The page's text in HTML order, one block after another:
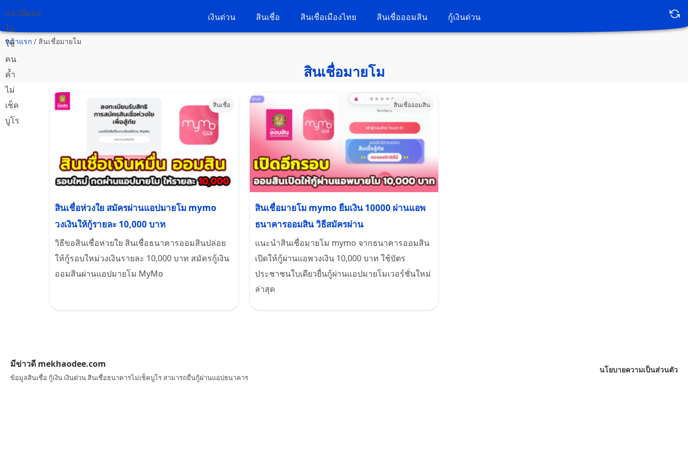
เงินด่วน สินเชื่อ สินเชื่อเมืองไทย สินเชื่อออมสิน กู้เงินด่วน
หน้าแรก / สินเชื่อมายโม
สินเชื่อมายโม
สินเชื่อ
สินเชื่อห่วงใย สมัครผ่านแอปมายโม mymo
วงเงินให้กู้รายละ 10,000 บาท
วิธีขอสินเชื่อห่วยใย สินเชื่อธนาคารออมสินปล่อย
ให้กู้รอบใหม่วงเงินรายละ 10,000 บาท สมัครกู้เงิน
ออมสินผ่านแอปมายโม MyMo
สินเชื่อออมสิน
สินเชื่อมายโม mymo ยืมเงิน 10000 ผ่านแอพ
ธนาคารออมสิน วิธีสมัครผ่าน
แนะนำสินเชื่อมายโม mymo จากธนาคารออมสิน
เปิดให้กู้ผ่านแอพวงเงิน 10,000 บาท ใช้บัตร
ประชาชนใบเดียวยื่นกู้ผ่านแอปมายโมเวอร์ชั่นใหม่
ล่าสุด
มีข่าวดี mekhaodee.com
ข้อมูลสินเชื่อ กู้เงิน เงินด่วน สินเชื่อธนาคารไม่เช็คบูโร สามารถยื่นกู้ผ่านแอปธนาคาร
นโยบายความเป็นส่วนตัว